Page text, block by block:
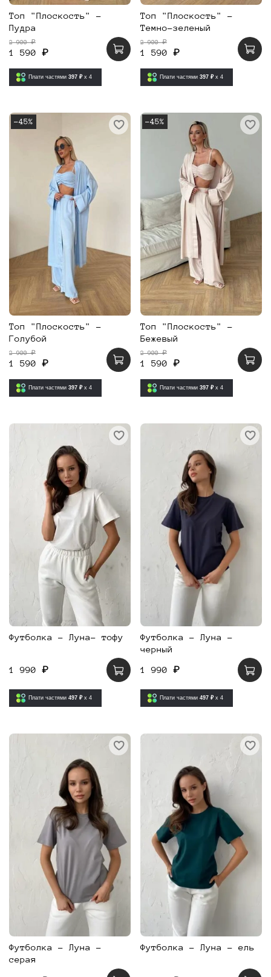
Топ "Плоскость" -
Пудра
2 900 ₽
1 590 ₽
Плати частями 397 ₽ x 4
Топ "Плоскость" -
Темно-зеленый
2 900 ₽
1 590 ₽
Плати частями 397 ₽ x 4
-45%
Топ "Плоскость" -
Голубой
2 900 ₽
1 590 ₽
Плати частями 397 ₽ x 4
-45%
Топ "Плоскость" -
Бежевый
2 900 ₽
1 590 ₽
Плати частями 397 ₽ x 4
Футболка - Луна- тофу
1 990 ₽
Плати частями 497 ₽ x 4
Футболка - Луна -
черный
1 990 ₽
Плати частями 497 ₽ x 4
Футболка - Луна -
серая
Футболка - Луна - ель